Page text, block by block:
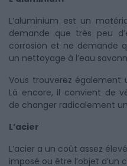
L’aluminium est un
demande que très peu
corrosion et ne demande
un nettoyage à l’eau
Vous trouverez également
Là encore, il convient de
de changer radicalement
L’acier
L’acier a un coût assez
imposé ou être l’objet